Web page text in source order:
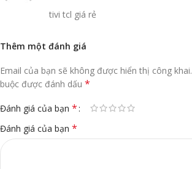
tivi tcl giá rẻ
Thêm một đánh giá
Email của bạn sẽ không được hiển thị công khai.
buộc được đánh dấu *
Đánh giá của bạn *
Đánh giá của bạn *